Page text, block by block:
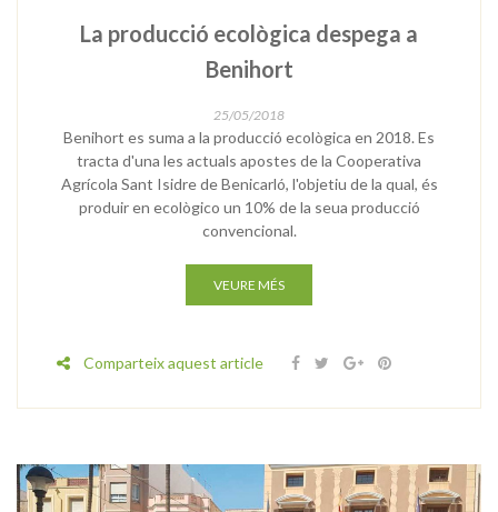
La producció ecològica despega a
Benihort
25/05/2018
Benihort es suma a la producció ecològica en 2018. Es
tracta d'una les actuals apostes de la Cooperativa
Agrícola Sant Isidre de Benicarló, l'objetiu de la qual, és
produir en ecològico un 10% de la seua producció
convencional.
VEURE MÉS
Comparteix aquest article